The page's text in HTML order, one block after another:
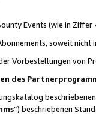
Events (wie in
soweit
Vorbestellungen von
des
“) beschriebenen